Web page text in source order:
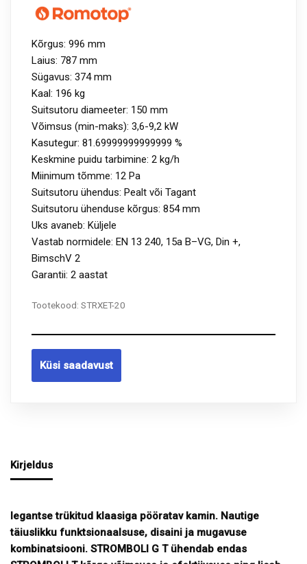
Kõrgus: 996 mm
Laius: 787 mm
Sügavus: 374 mm
Kaal: 196 kg
Suitsutoru diameeter: 150 mm
Võimsus (min-maks): 3,6-9,2 kW
Kasutegur: 81.69999999999999 %
Keskmine puidu tarbimine: 2 kg/h
Miinimum tõmme: 12 Pa
Suitsutoru ühendus: Pealt või Tagant
Suitsutoru ühenduse kõrgus: 854 mm
Uks avaneb: Küljele
Vastab normidele: EN 13 240, 15a B–VG, Din +,
BimschV 2
Garantii: 2 aastat
Tootekood: STRXET-20
Küsi saadavust
Kirjeldus
legantse trükitud klaasiga pööratav kamin. Nautige
täiuslikku funktsionaalsuse, disaini ja mugavuse
kombinatsiooni. STROMBOLI G T ühendab endas